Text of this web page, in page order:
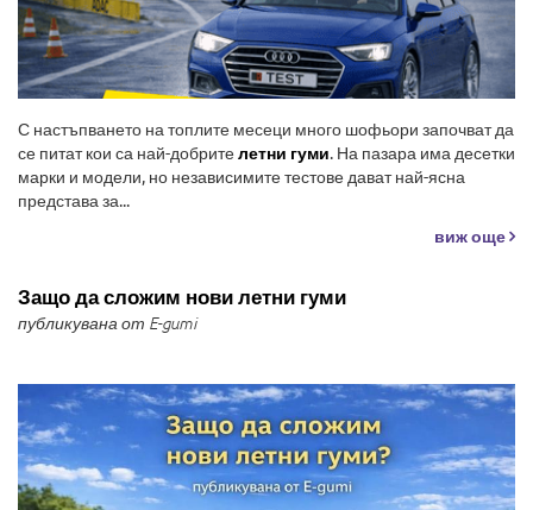
С настъпването на топлите месеци много шофьори започват да
се питат кои са най-добрителетни гуми. На пазара има десетки
марки и модели, но независимите тестове дават най-ясна
представа за...
виж още
Защо да сложим нови летни гуми
публикувана от E-gumi